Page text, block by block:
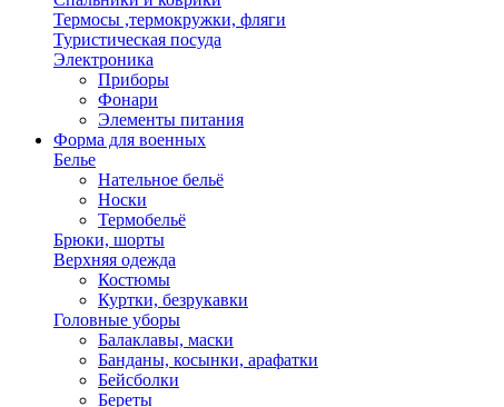
Термосы ,термокружки, фляги
Туристическая посуда
Электроника
Приборы
Фонари
Элементы питания
Форма для военных
Белье
Нательное бельё
Носки
Термобельё
Брюки, шорты
Верхняя одежда
Костюмы
Куртки, безрукавки
Головные уборы
Балаклавы, маски
Банданы, косынки, арафатки
Бейсболки
Береты